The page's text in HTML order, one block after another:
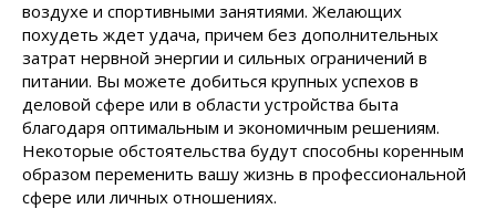
воздухе и спортивными занятиями. Желающих
похудеть ждет удача, причем без дополнительных
затрат нервной энергии и сильных ограничений в
питании. Вы можете добиться крупных успехов в
деловой сфере или в области устройства быта
благодаря оптимальным и экономичным решениям.
Некоторые обстоятельства будут способны коренным
образом переменить вашу жизнь в профессиональной
сфере или личных отношениях.